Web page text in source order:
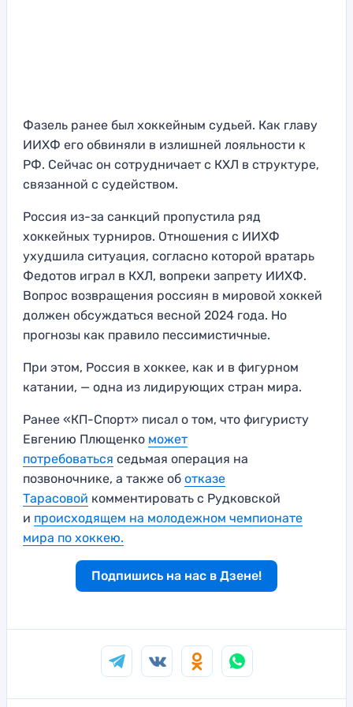
Фазель ранее был хоккейным судьей. Как главу
ИИХФ его обвиняли в излишней лояльности к
РФ. Сейчас он сотрудничает с КХЛ в структуре,
связанной с судейством.
Россия из-за санкций пропустила ряд
хоккейных турниров. Отношения с ИИХФ
ухудшила ситуация, согласно которой вратарь
Федотов играл в КХЛ, вопреки запрету ИИХФ.
Вопрос возвращения россиян в мировой хоккей
должен обсуждаться весной 2024 года. Но
прогнозы как правило пессимистичные.
При этом, Россия в хоккее, как и в фигурном
катании, — одна из лидирующих стран мира.
Ранее «КП-Спорт» писал о том, что фигуристу
Евгению Плющенко может
потребоваться седьмая операция на
позвоночнике, а также об отказе
Тарасовой комментировать с Рудковской
и происходящем на молодежном чемпионате
мира по хоккею.
Подпишись на нас в Дзене!